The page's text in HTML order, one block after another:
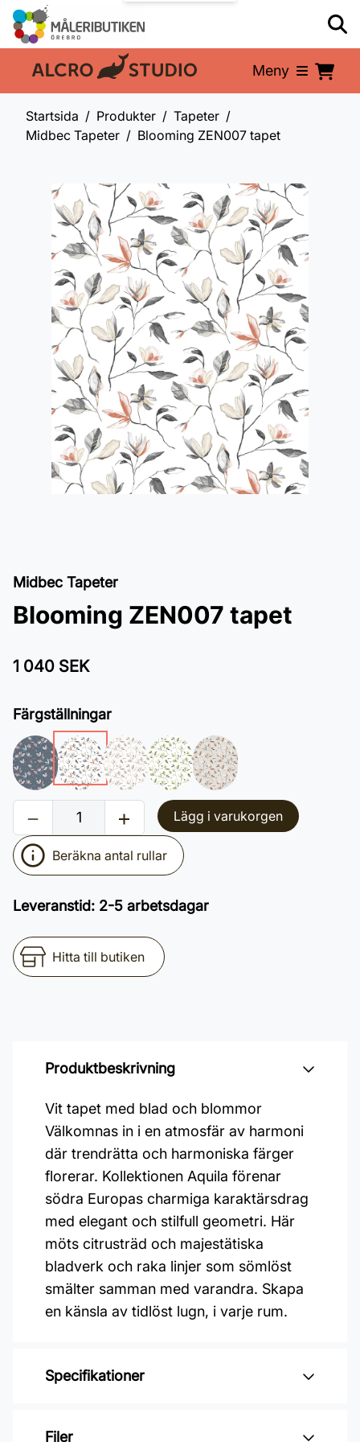
En del av: Meny
Startsida Produkter
Tapeter
Midbec Tapeter
Blooming ZEN007 tapet
Midbec Tapeter
Blooming ZEN007 tapet
1 040 SEK
Färgställningar
Lägg i varukorgen
Beräkna antal rullar
Leveranstid: 2-5 arbetsdagar
Hitta till butiken
Produktbeskrivning
Vit tapet med blad och blommor
Välkomnas in i en atmosfär av harmoni
där trendrätta och harmoniska färger
florerar. Kollektionen Aquila förenar
södra Europas charmiga karaktärsdrag
med elegant och stilfull geometri. Här
möts citrusträd och majestätiska
bladverk och raka linjer som sömlöst
smälter samman med varandra. Skapa
en känsla av tidlöst lugn, i varje rum.
Specifikationer
Varumärke: Midbec Tapeter
Filer